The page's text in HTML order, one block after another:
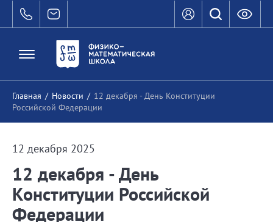
Главная / Новости / 12 декабря - День Конституции
Российской Федерации
12 декабря 2025
12 декабря - День
Конституции Российской
Федерации